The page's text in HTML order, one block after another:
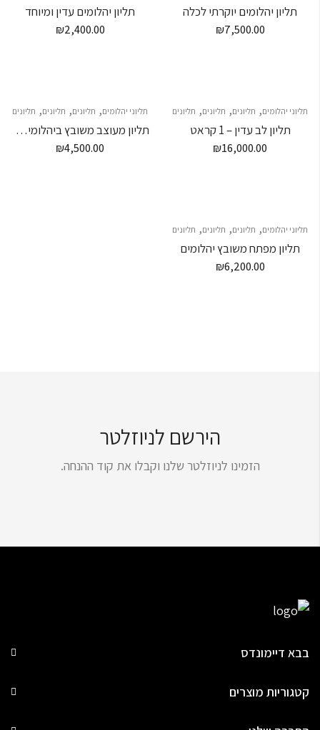
תליון יהלומים יוקרתי לכלה
₪7,500.00
תליון יהלומים עדין ומיוחד
₪2,400.00
תליוני יהלומים, תליונים, תליונים, תליונים
תליון לב עדין – 1 קראט
₪16,000.00
תליוני יהלומים, תליונים, תליונים, תליונים
תליון מעוצב משובץ ביהלומים שחורים ולבנים
₪4,500.00
תליוני יהלומים, תליונים, תליונים, תליונים
תליון מפתח משובץ יהלומים
₪6,200.00
הירשם לניוזלטר
הזמינו לניוזלטר שלנו וקבלו את קוד ההנחה.
בבא דיימונדס
קטגוריות מוצרים